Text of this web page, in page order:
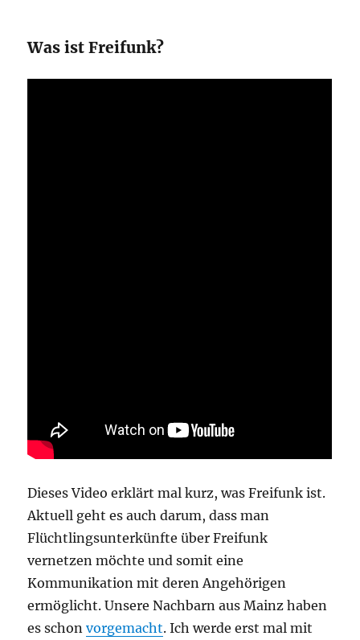
Was ist Freifunk?
Dieses Video erklärt mal kurz, was Freifunk ist.
Aktuell geht es auch darum, dass man
Flüchtlingsunterkünfte über Freifunk
vernetzen möchte und somit eine
Kommunikation mit deren Angehörigen
ermöglicht. Unsere Nachbarn aus Mainz haben
es schonvorgemacht. Ich werde erst mal mit